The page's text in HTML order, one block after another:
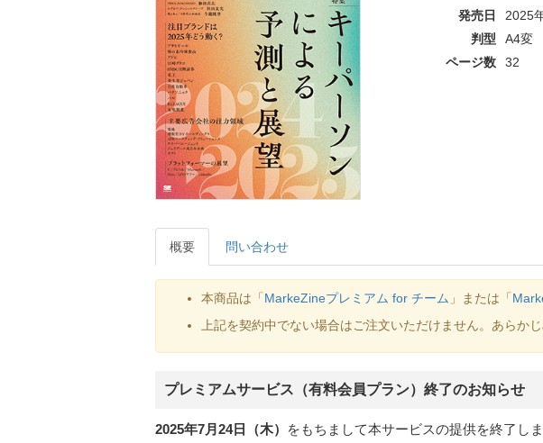
発売日
2025
判型
A4変
ページ数
32
概要 問い合わせ
本商品は「 MarkeZineプレミアム for チーム 」または「
上記を契約中でない場合はご注文いただけません。あらか
プレミアムサービス（有料会員プラン）終了のお知らせ
2025年7月24日（木）
をもちまして本サービスの提供を終了しま